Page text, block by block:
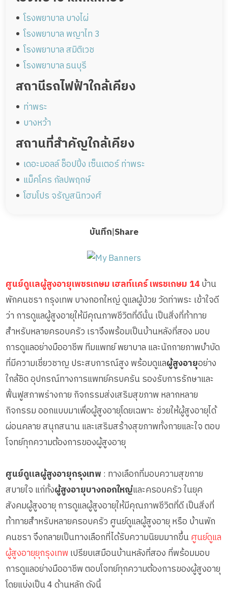
โรงพยาบาล บางไผ่
โรงพยาบาล พญาไท 3
โรงพยาบาล สมิติเวช
โรงพยาบาล ธนบุรี
สถานีรถไฟฟ้าใกล้เคียง
ท่าพระ
บางหว้า
สถานที่สำคัญใกล้เคียง
เดอะมอลล์ ช็อปปิ้ง เซ็นเตอร์ ท่าพระ
แม็คโคร กัลปพฤกษ์
โฮมโปร จรัญสนิทวงศ์
บันทึก|Share
ศูนย์ดูแลผู้สูงอายุเพชรเกษม เฮลท์แคร์ เพรชเกษม 14บ้าน
พักคนชรา กรุงเทพ บางกอกใหญ่ ดูแลผู้ป่วย วัดท่าพระ เข้าใจดี
ว่า การดูแลผู้สูงอายุให้มีคุณภาพชีวิตที่ดีนั้น เป็นสิ่งที่ท้าทาย
สำหรับหลายครอบครัว เราจึงพร้อมเป็นบ้านหลังที่สอง มอบ
การดูแลอย่างมืออาชีพ ทีมแพทย์ พยาบาล และนักกายภาพบำบัด
ที่มีความเชี่ยวชาญ ประสบการณ์สูง พร้อมดูแลผู้สูงอายุอย่าง
ใกล้ชิด อุปกรณ์ทางการแพทย์ครบครัน รองรับการรักษาและ
ฟื้นฟูสภาพร่างกาย กิจกรรมส่งเสริมสุขภาพ หลากหลาย
กิจกรรม ออกแบบมาเพื่อผู้สูงอายุโดยเฉพาะ ช่วยให้ผู้สูงอายุได้
ผ่อนคลาย สนุกสนาน และเสริมสร้างสุขภาพทั้งกายและใจ ตอบ
โจทย์ทุกความต้องการของผู้สูงอายุ
ศูนย์ดูแลผู้สูงอายุกรุงเทพ : ทางเลือกที่มอบความสุขกาย
สบายใจ แก่ทั้งผู้สูงอายุบางกอกใหญ่และครอบครัว ในยุค
สังคมผู้สูงอายุ การดูแลผู้สูงอายุให้มีคุณภาพชีวิตที่ดี เป็นสิ่งที่
ท้าทายสำหรับหลายครอบครัว ศูนย์ดูแลผู้สูงอายุ หรือ บ้านพัก
คนชรา จึงกลายเป็นทางเลือกที่ได้รับความนิยมมากขึ้นศูนย์ดูแล
ผู้สูงอายุยุกรุงเทพเปรียบเสมือนบ้านหลังที่สอง ที่พร้อมมอบ
การดูแลอย่างมืออาชีพ ตอบโจทย์ทุกความต้องการของผู้สูงอายุ
โดยแบ่งเป็น 4 ด้านหลัก ดังนี้